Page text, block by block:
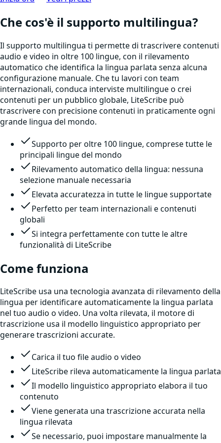
Che cos'è il supporto multilingua?
Il supporto multilingua ti permette di trascrivere contenuti
audio e video in oltre 100 lingue, con il rilevamento
automatico che identifica la lingua parlata senza alcuna
configurazione manuale. Che tu lavori con team
internazionali, conduca interviste multilingue o crei
contenuti per un pubblico globale, LiteScribe può
trascrivere con precisione contenuti in praticamente ogni
grande lingua del mondo.
Supporto per oltre 100 lingue, comprese tutte le
principali lingue del mondo
Rilevamento automatico della lingua: nessuna
selezione manuale necessaria
Elevata accuratezza in tutte le lingue supportate
Perfetto per team internazionali e contenuti
globali
Si integra perfettamente con tutte le altre
funzionalità di LiteScribe
Come funziona
LiteScribe usa una tecnologia avanzata di rilevamento della
lingua per identificare automaticamente la lingua parlata
nel tuo audio o video. Una volta rilevata, il motore di
trascrizione usa il modello linguistico appropriato per
generare trascrizioni accurate.
Carica il tuo file audio o video
LiteScribe rileva automaticamente la lingua parlata
Il modello linguistico appropriato elabora il tuo
contenuto
Viene generata una trascrizione accurata nella
lingua rilevata
Se necessario, puoi impostare manualmente la